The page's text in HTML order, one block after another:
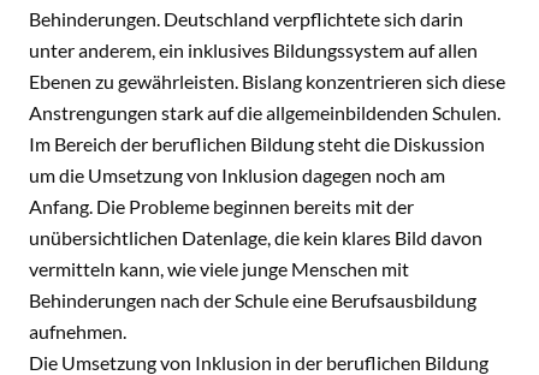
Behinderungen. Deutschland verpflichtete sich darin
unter anderem, ein inklusives Bildungssystem auf allen
Ebenen zu gewährleisten. Bislang konzentrieren sich diese
Anstrengungen stark auf die allgemeinbildenden Schulen.
Im Bereich der beruflichen Bildung steht die Diskussion
um die Umsetzung von Inklusion dagegen noch am
Anfang. Die Probleme beginnen bereits mit der
unübersichtlichen Datenlage, die kein klares Bild davon
vermitteln kann, wie viele junge Menschen mit
Behinderungen nach der Schule eine Berufsausbildung
aufnehmen.
Die Umsetzung von Inklusion in der beruflichen Bildung